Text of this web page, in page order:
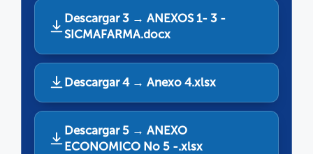
Descargar 3 → ANEXOS 1- 3 -
SICMAFARMA.docx
Descargar 4 → Anexo 4.xlsx
Descargar 5 → ANEXO
ECONOMICO No 5 -.xlsx